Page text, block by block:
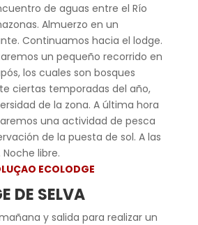
de aguas entre el Río
Almuerzo en un
Continuamos hacia el lodge.
un pequeño recorrido en
los cuales son bosques
ciertas temporadas del año,
de la zona. A última hora
una actividad de pesca
de la puesta de sol. A las
Noche libre.
ECOLODGE
DE SELVA
y salida para realizar un